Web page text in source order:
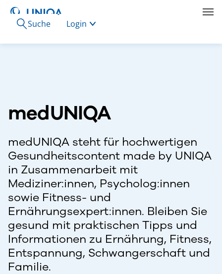
Suche Login
medUNIQA
medUNIQA steht für hochwertigen
Gesundheitscontent made by UNIQA
in Zusammenarbeit mit
Mediziner:innen, Psycholog:innen
sowie Fitness- und
Ernährungsexpert:innen. Bleiben Sie
gesund mit praktischen Tipps und
Informationen zu Ernährung, Fitness,
Entspannung, Schwangerschaft und
Familie.